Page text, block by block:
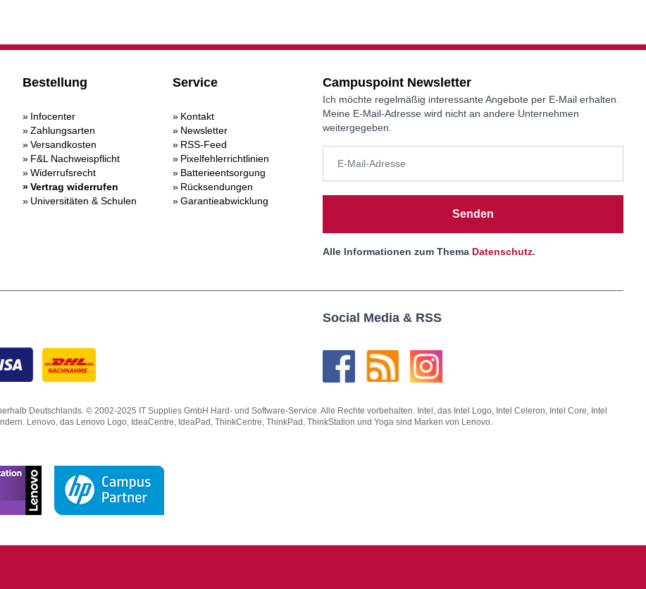
Bestellung
Infocenter
Zahlungsarten
Versandkosten
F&L Nachweispflicht
Widerrufsrecht
Vertrag widerrufen
Universitäten & Schulen
Service
Kontakt
Newsletter
RSS-Feed
Pixelfehlerrichtlinien
Batterieentsorgung
Rücksendungen
Garantieabwicklung
Campuspoint Newsletter
Ich möchte regelmäßig interessante Angebote per E-Mail erhalten.
Meine E-Mail-Adresse wird nicht an andere Unternehmen
weitergegeben.
Senden
Alle Informationen zum Thema Datenschutz.
Social Media & RSS
Deutschlands. © 2002-2025 IT Supplies GmbH Hard- und Software-Service. Alle Rechte vorbehalten. Intel, das Intel Logo, Intel Celeron, Intel Core, Intel
Lenovo, das Lenovo Logo, IdeaCentre, IdeaPad, ThinkCentre, ThinkPad, ThinkStation und Yoga sind Marken von Lenovo.